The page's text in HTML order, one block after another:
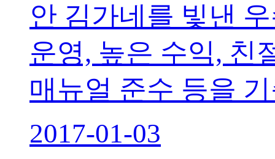
안 김가네를 빛낸
운영, 높은 수익, 친
매뉴얼 준수 등을
2017-01-03